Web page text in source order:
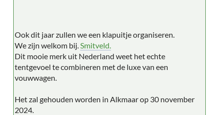
Ook dit jaar zullen we een klapuitje organiseren.
We zijn welkom bij. Smitveld.
Dit mooie merk uit Nederland weet het echte
tentgevoel te combineren met de luxe van een
vouwwagen.
Het zal gehouden worden in Alkmaar op 30 november
2024.